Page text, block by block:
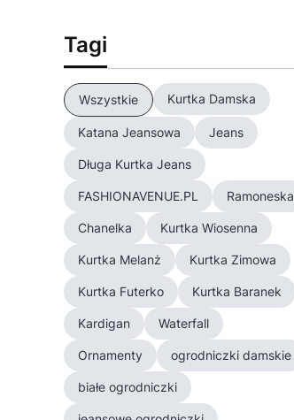
Tagi
Wszystkie Kurtka Damska
Katana Jeansowa Jeans
Długa Kurtka Jeans
FASHIONAVENUE.PL Ramoneska
Chanelka Kurtka Wiosenna
Kurtka Melanż Kurtka Zimowa
Kurtka Futerko Kurtka Baranek
Kardigan Waterfall
Ornamenty ogrodniczki damskie
białe ogrodniczki